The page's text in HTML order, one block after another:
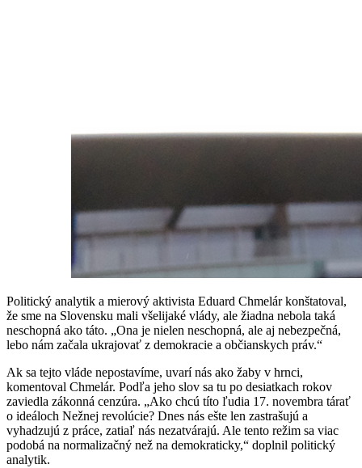
Politický analytik a mierový aktivista Eduard Chmelár konštatoval,
že sme na Slovensku mali všelijaké vlády, ale žiadna nebola taká
neschopná ako táto. „Ona je nielen neschopná, ale aj nebezpečná,
lebo nám začala ukrajovať z demokracie a občianskych práv.“
Ak sa tejto vláde nepostavíme, uvarí nás ako žaby v hrnci,
komentoval Chmelár. Podľa jeho slov sa tu po desiatkach rokov
zaviedla zákonná cenzúra. „Ako chcú títo ľudia 17. novembra tárať
o ideáloch Nežnej revolúcie? Dnes nás ešte len zastrašujú a
vyhadzujú z práce, zatiaľ nás nezatvárajú. Ale tento režim sa viac
podobá na normalizačný než na demokraticky,“ doplnil politický
analytik.